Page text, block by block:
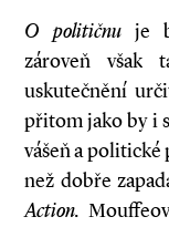
O političnu je
zároveň však
uskutečnění
přitom jako by i
vášeň a
než dobře
Action.